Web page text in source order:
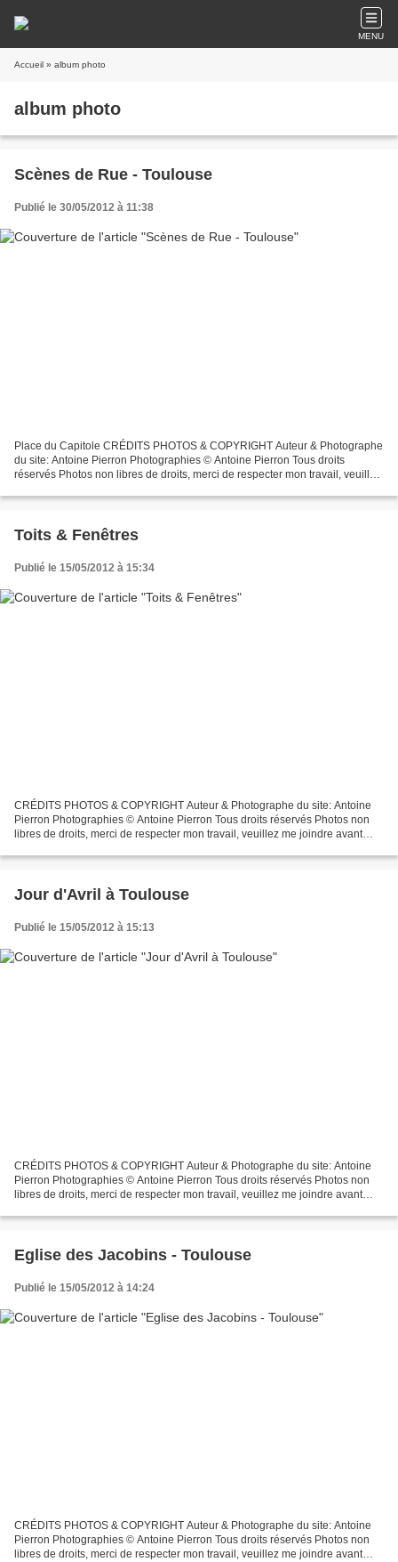
MENU
Accueil » album photo
album photo
Scènes de Rue - Toulouse
Publié le 30/05/2012 à 11:38
Place du Capitole CRÉDITS PHOTOS & COPYRIGHT Auteur & Photographe
du site: Antoine Pierron Photographies © Antoine Pierron Tous droits
réservés Photos non libres de droits, merci de respecter mon travail, veuillez
Toits & Fenêtres
Publié le 15/05/2012 à 15:34
CRÉDITS PHOTOS & COPYRIGHT Auteur & Photographe du site: Antoine
Pierron Photographies © Antoine Pierron Tous droits réservés Photos non
libres de droits, merci de respecter mon travail, veuillez me joindre avant
Jour d'Avril à Toulouse
Publié le 15/05/2012 à 15:13
CRÉDITS PHOTOS & COPYRIGHT Auteur & Photographe du site: Antoine
Pierron Photographies © Antoine Pierron Tous droits réservés Photos non
libres de droits, merci de respecter mon travail, veuillez me joindre avant
Eglise des Jacobins - Toulouse
Publié le 15/05/2012 à 14:24
CRÉDITS PHOTOS & COPYRIGHT Auteur & Photographe du site: Antoine
Pierron Photographies © Antoine Pierron Tous droits réservés Photos non
libres de droits, merci de respecter mon travail, veuillez me joindre avant